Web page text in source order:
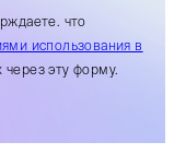
что
использования в
через эту форму.